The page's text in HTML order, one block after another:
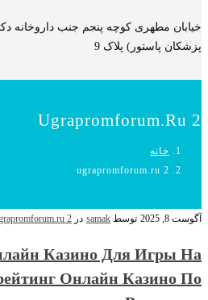
خیابان مطهری کوچه پنجم جنب داروخانه
پزشکان پاستور) پلاک 9
Ugrapromforum.ru 2
خانه
ugrapromforum.ru 2
آگوست 8, 2025 توسط samak در 2
Казино Для Игры На
Онлайн Казино По